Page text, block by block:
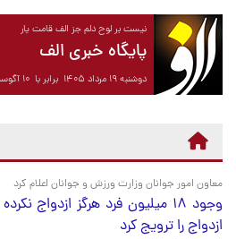
نیست بر لوح دلم جز الف قامت یار
پایگاه خبری الف
دوشنبه ۱۹ مرداد ۱۴۰۵ برابر با ۱۰ آگوست ۲۰۲۶
معاون امور جوانان وزارت ورزش و جوانان اعلام کرد
وجود ۱۸ میلیون فرد هرگز ازدواج
ازدواج را ترویج کرد